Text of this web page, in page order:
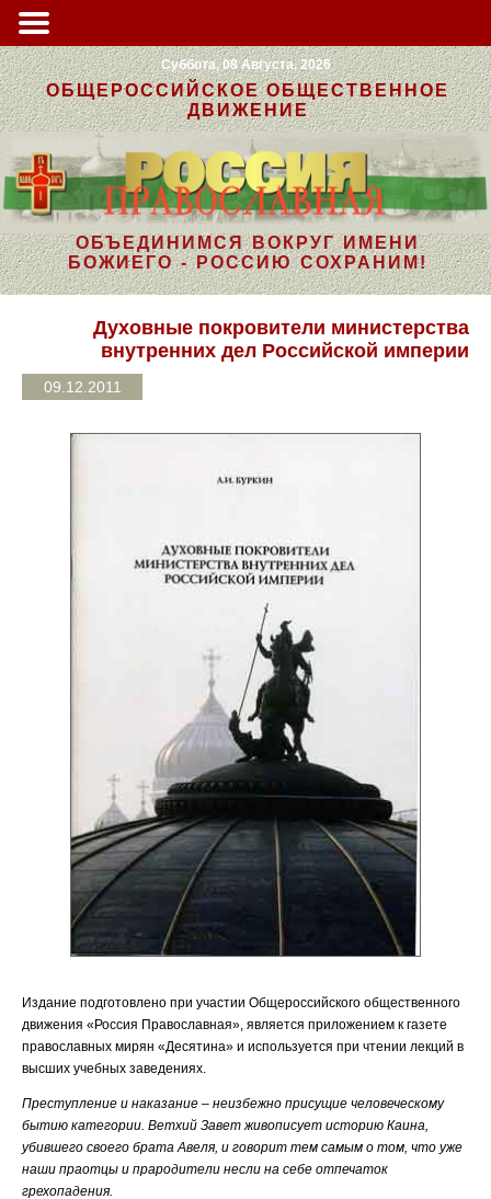
Суббота, 08 Августа, 2026
ОБЩЕРОССИЙСКОЕ ОБЩЕСТВЕННОЕ
ДВИЖЕНИЕ
ОБЪЕДИНИМСЯ ВОКРУГ ИМЕНИ
БОЖИЕГО - РОССИЮ СОХРАНИМ!
Духовные покровители министерства
внутренних дел Российской империи
09.12.2011
Издание подготовлено при участии Общероссийского общественного
движения «Россия Православная», является приложением к газете
православных мирян «Десятина» и используется при чтении лекций в
высших учебных заведениях.
Преступление и наказание – неизбежно присущие человеческому
бытию категории. Ветхий Завет живописует историю Каина,
убившего своего брата Авеля, и говорит тем самым о том, что уже
наши праотцы и прародители несли на себе отпечаток
грехопадения.